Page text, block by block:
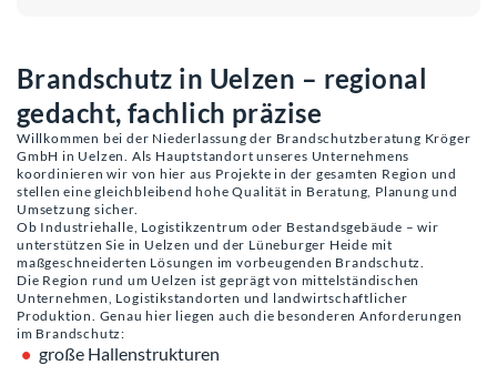
Brandschutz in Uelzen – regional
gedacht, fachlich präzise
Willkommen bei der Niederlassung der Brandschutzberatung Kröger
GmbH in Uelzen. Als Hauptstandort unseres Unternehmens
koordinieren wir von hier aus Projekte in der gesamten Region und
stellen eine gleichbleibend hohe Qualität in Beratung, Planung und
Umsetzung sicher.
Ob Industriehalle, Logistikzentrum oder Bestandsgebäude – wir
unterstützen Sie in Uelzen und der Lüneburger Heide mit
maßgeschneiderten Lösungen im vorbeugenden Brandschutz.
Die Region rund um Uelzen ist geprägt von mittelständischen
Unternehmen, Logistikstandorten und landwirtschaftlicher
Produktion. Genau hier liegen auch die besonderen Anforderungen
im Brandschutz:
große Hallenstrukturen